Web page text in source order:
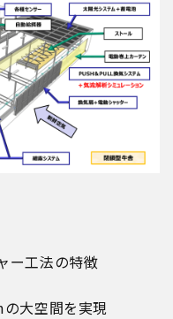
ー工法の特徴
大空間を実現